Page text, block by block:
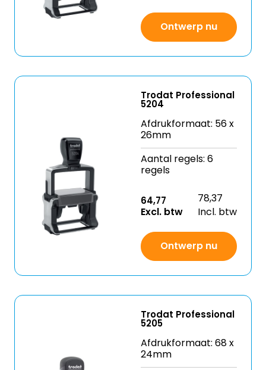
Ontwerp nu
Trodat Professional
5204
Afdrukformaat: 56 x
26mm
Aantal regels: 6
regels
64,77
Excl. btw
78,37
Incl. btw
Ontwerp nu
Trodat Professional
5205
Afdrukformaat: 68 x
24mm